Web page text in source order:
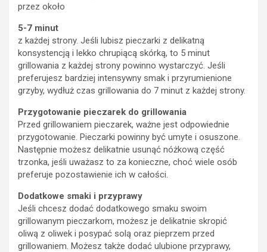
przez około
5-7 minut
z każdej strony. Jeśli lubisz pieczarki z delikatną
konsystencją i lekko chrupiącą skórką, to 5 minut
grillowania z każdej strony powinno wystarczyć. Jeśli
preferujesz bardziej intensywny smak i przyrumienione
grzyby, wydłuż czas grillowania do 7 minut z każdej strony.
Przygotowanie pieczarek do grillowania
Przed grillowaniem pieczarek, ważne jest odpowiednie
przygotowanie. Pieczarki powinny być umyte i osuszone.
Następnie możesz delikatnie usunąć nóżkową część
trzonka, jeśli uważasz to za konieczne, choć wiele osób
preferuje pozostawienie ich w całości.
Dodatkowe smaki i przyprawy
Jeśli chcesz dodać dodatkowego smaku swoim
grillowanym pieczarkom, możesz je delikatnie skropić
oliwą z oliwek i posypać solą oraz pieprzem przed
grillowaniem. Możesz także dodać ulubione przyprawy,